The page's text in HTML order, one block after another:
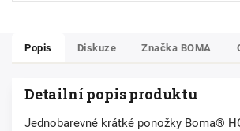
Popis Diskuze Značka BOMA
Detailní popis produktu
Jednobarevné krátké ponožky Boma®